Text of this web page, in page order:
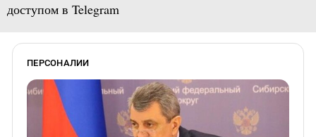
доступом в Telegram
ПЕРСОНАЛИИ